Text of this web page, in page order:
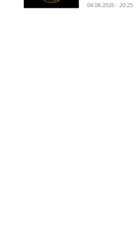
04.08.2026 - 20:25